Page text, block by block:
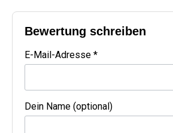
Bewertung schreiben
E-Mail-Adresse *
Dein Name (optional)